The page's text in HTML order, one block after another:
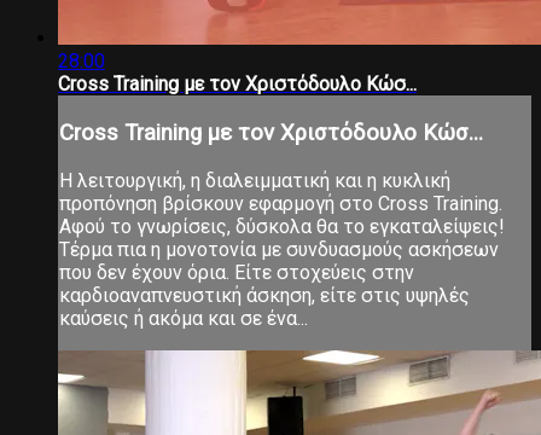
28:00
Cross Training με τον Χριστόδουλο Κώσ...
Cross Training με τον Χριστόδουλο Κώσ...
Η λειτουργική, η διαλειμματική και η κυκλική
προπόνηση βρίσκουν εφαρμογή στο Cross Training.
Αφού το γνωρίσεις, δύσκολα θα το εγκαταλείψεις!
Τέρμα πια η μονοτονία με συνδυασμούς ασκήσεων
που δεν έχουν όρια. Είτε στοχεύεις στην
καρδιοαναπνευστική άσκηση, είτε στις υψηλές
καύσεις ή ακόμα και σε ένα...